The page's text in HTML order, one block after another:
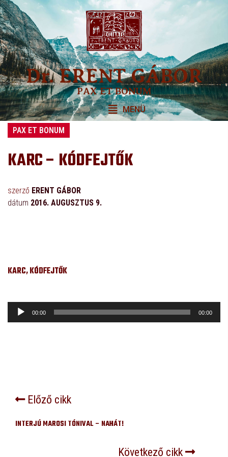
Dr. ERENT GÁBOR
PAX ET BONUM
MENÜ
PAX ET BONUM
KARC – KÓDFEJTŐK
szerző ERENT GÁBOR
dátum 2016. AUGUSZTUS 9.
KARC, KÓDFEJTŐK
Audió
lejátszó
00:00 00:00
Előző cikk
INTERJÚ MAROSI TÓNIVAL – NAHÁT!
Következő cikk